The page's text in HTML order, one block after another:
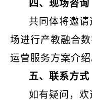
四、现场咨询
共同体将邀
场进行产教融合
运营服务方案介绍
五、联系方式
如有疑问，欢